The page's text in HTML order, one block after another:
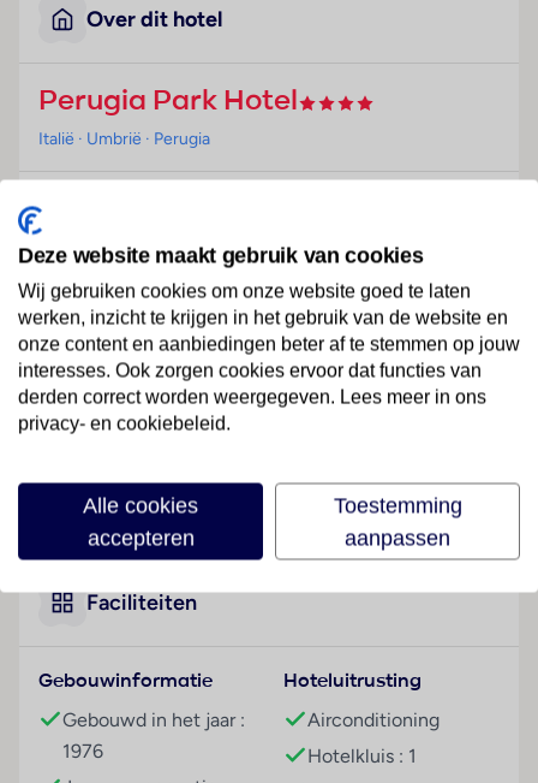
Over dit hotel
Perugia Park Hotel
Italië · Umbrië · Perugia
Ligging
Dit hotel van de betere klasse ligt vlakbij de oude
binnenstad van Perugia. Een halte van het openbaar
vervoer (ca. 200 m) kunt u gemakkelijk te voet
bereiken.
Hotelfaciliteiten
De 140 kamers, de suites, de 16 eenpersoons- en de
94 tweepersoonskamers zijn verdeeld over 7
vriendelijke personeel aan de receptie is graag bij alle
vragen behulpzaam. Een garderobe, een
bagagedepot, een kluis en een wisselkantoor bieden
verkrijgbaar. De tourdesk biedt ondersteuning bij het
vrijetijdsbestedingen. Het verblijf beschikt over
faciliteiten voor rolstoelgebruikers. Er zijn ook
winkels. De gasten kunnen voor een aangenaam
verblijf gebruikmaken van de verschillende
Lees meer
Faciliteiten
Gebouwinformatie
Gebouwd in het jaar :
1976
Hoteluitrusting
Airconditioning
Hotelkluis : 1
Deze website maakt gebruik van cookies
Wij gebruiken cookies om onze website goed te laten
werken, inzicht te krijgen in het gebruik van de website en
onze content en aanbiedingen beter af te stemmen op jouw
interesses. Ook zorgen cookies ervoor dat functies van
derden correct worden weergegeven. Lees meer in ons
privacy- en cookiebeleid.
Alle cookies
accepteren
Toestemming
aanpassen